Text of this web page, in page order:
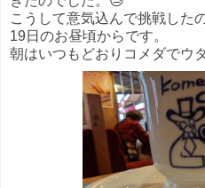
こうして意気込んで挑戦したの
19日のお昼頃からです。
朝はいつもどおりコメダでウ